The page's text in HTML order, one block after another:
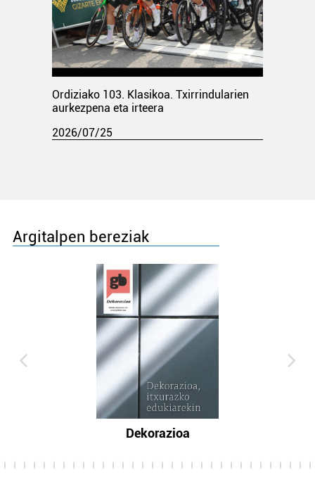
Ordiziako 103. Klasikoa. Txirrindularien
aurkezpena eta irteera
2026/07/25
Argitalpen bereziak
Dekorazioa